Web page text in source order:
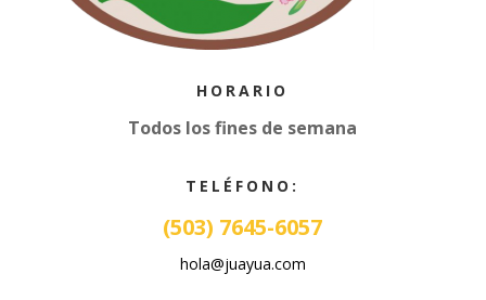
HORARIO
Todos los fines de semana
TELÉFONO:
(503) 7645-6057
hola@juayua.com